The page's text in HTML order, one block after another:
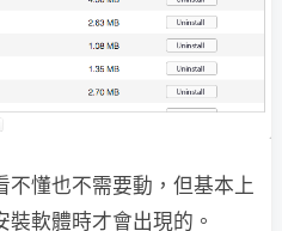
不懂也不需要動，但基本上
軟體時才會出現的。